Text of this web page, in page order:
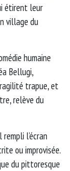
étirent leur
village du
humaine
Bellugi,
trapue, et
relève du
l’écran
ou improvisée.
du pittoresque